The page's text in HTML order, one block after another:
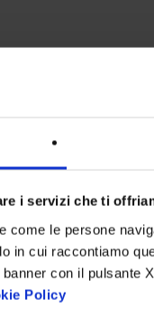
i servizi che ti
come le persone
in cui raccontiamo
con il pulsante
Policy
Facebook.
di base, tra cui la
e le foto
sulla pagina